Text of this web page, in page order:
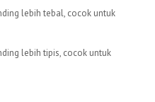
lebih tebal, cocok untuk
lebih tipis, cocok untuk